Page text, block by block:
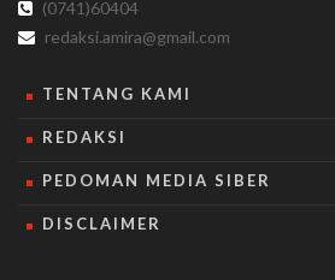
(0741)60404
redaksi.amira@gmail.com
TENTANG KAMI
REDAKSI
PEDOMAN MEDIA SIBER
DISCLAIMER